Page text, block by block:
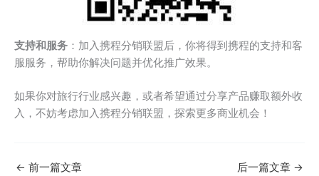
支持和服务 ：加入携程分销联盟后，你将得到携程的支持和客
服服务，帮助你解决问题并优化推广效果。
如果你对旅行行业感兴趣，或者希望通过分享产品赚取额外收
入，不妨考虑加入携程分销联盟，探索更多商业机会！
← 前一篇文章 后一篇文章 →